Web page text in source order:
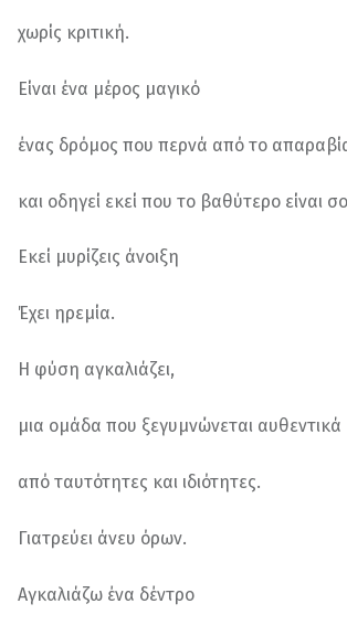
χωρίς κριτική.
Είναι ένα μέρος μαγικό
ένας δρόμος που περνά από το
και οδηγεί εκεί που το βαθύτερο είναι
Εκεί μυρίζεις άνοιξη
Έχει ηρεμία.
Η φύση αγκαλιάζει,
μια ομάδα που ξεγυμνώνεται αυθεντικά
από ταυτότητες και ιδιότητες.
Γιατρεύει άνευ όρων.
Αγκαλιάζω ένα δέντρο